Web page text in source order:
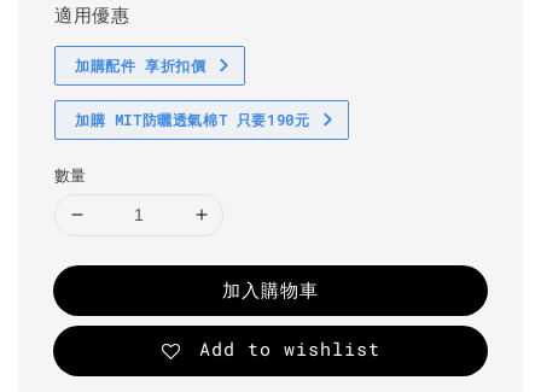
適用優惠
加購配件 享折扣價
加購 MIT防曬透氣棉T 只要190元
數量
加入購物車
Add to wishlist